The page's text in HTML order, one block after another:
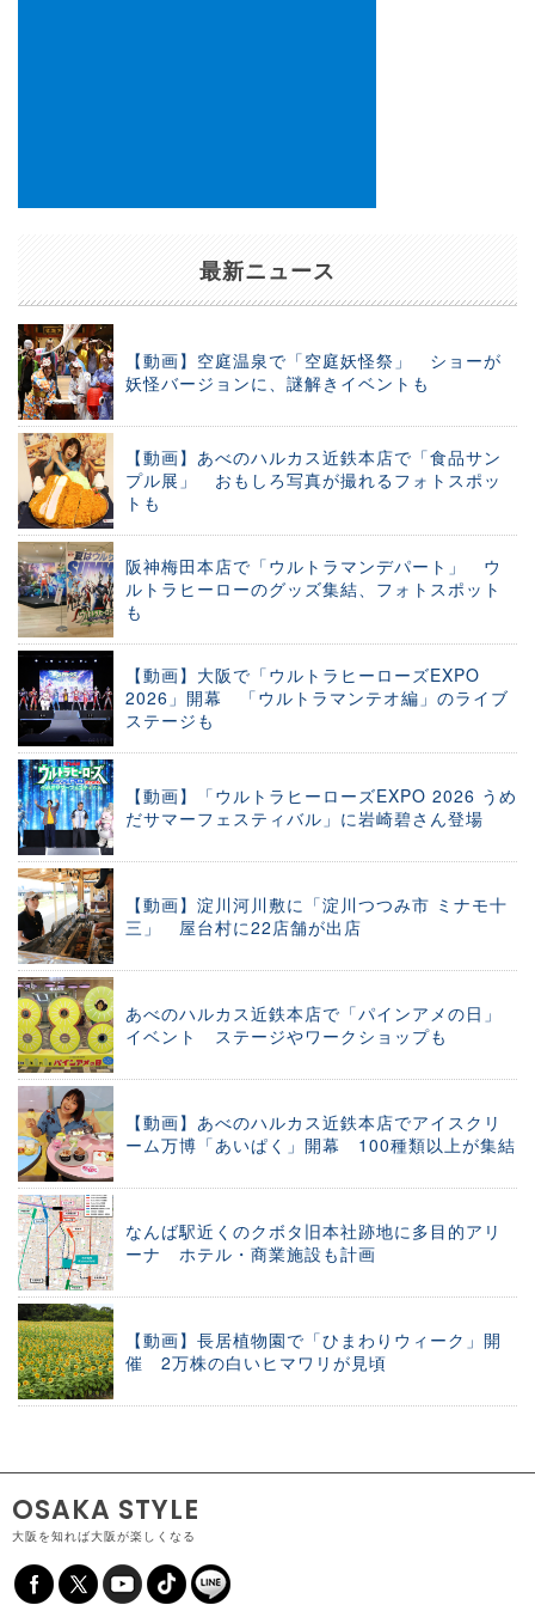
最新ニュース
【動画】空庭温泉で「空庭妖怪祭」 ショーが
妖怪バージョンに、謎解きイベントも
【動画】あべのハルカス近鉄本店で「食品サン
プル展」 おもしろ写真が撮れるフォトスポッ
トも
阪神梅田本店で「ウルトラマンデパート」 ウ
ルトラヒーローのグッズ集結、フォトスポット
も
【動画】大阪で「ウルトラヒーローズEXPO
2026」開幕 「ウルトラマンテオ編」のライブ
ステージも
【動画】「ウルトラヒーローズEXPO 2026 うめ
だサマーフェスティバル」に岩崎碧さん登場
【動画】淀川河川敷に「淀川つつみ市 ミナモ十
三」 屋台村に22店舗が出店
あべのハルカス近鉄本店で「パインアメの日」
イベント ステージやワークショップも
【動画】あべのハルカス近鉄本店でアイスクリ
ーム万博「あいぱく」開幕 100種類以上が集結
なんば駅近くのクボタ旧本社跡地に多目的アリ
ーナ ホテル・商業施設も計画
【動画】長居植物園で「ひまわりウィーク」開
催 2万株の白いヒマワリが見頃
OSAKA STYLE
大阪を知れば大阪が楽しくなる